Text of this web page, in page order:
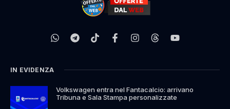
IN EVIDENZA
Volkswagen entra nel Fantacalcio: arrivano
Tribuna e Sala Stampa personalizzate